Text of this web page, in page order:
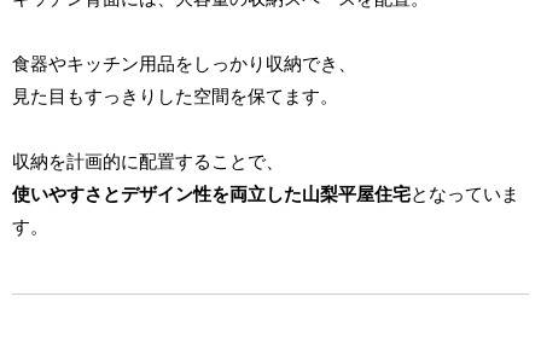
食器やキッチン用品をしっかり収納でき、
見た目もすっきりした空間を保てます。
収納を計画的に配置することで、
使いやすさとデザイン性を両立した山梨平屋住宅となっていま
す。